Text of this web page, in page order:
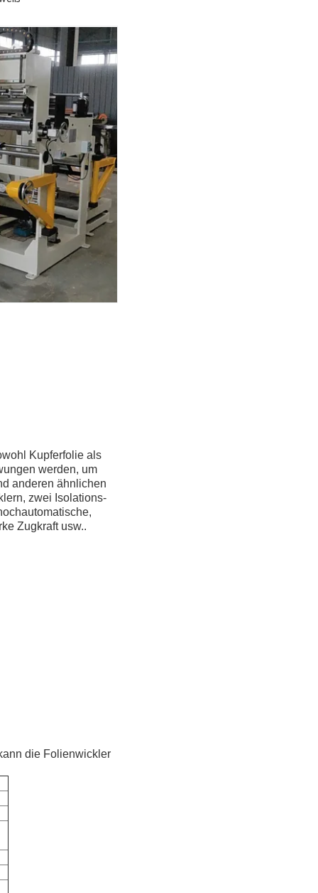
Kupferfolie als
werden, um
anderen ähnlichen
zwei Isolations-
Zugkraft usw..
die Folienwickler